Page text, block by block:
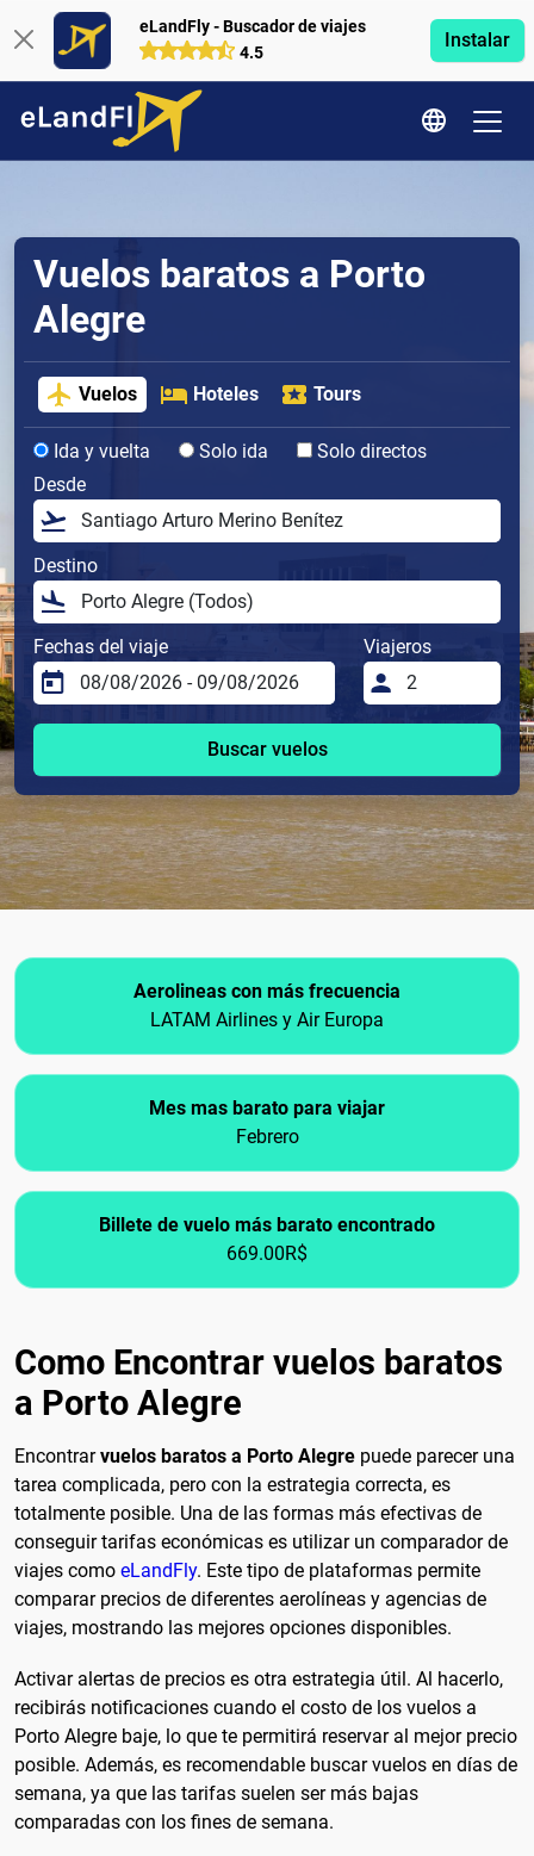
eLandFly - Buscador de viajes
4.5
Instalar
Vuelos baratos a Porto
Alegre
Vuelos Hoteles Tours
Ida y vuelta Solo ida
Solo directos
Desde
Destino
Fechas del viaje Viajeros
Buscar vuelos
Aerolineas con más frecuencia
LATAM Airlines y Air Europa
Mes mas barato para viajar
Febrero
Billete de vuelo más barato encontrado
669.00R$
Como Encontrar vuelos baratos
a Porto Alegre
Encontrarvuelos baratos a Porto Alegre puede parecer una
tarea complicada, pero con la estrategia correcta, es
totalmente posible. Una de las formas más efectivas de
conseguir tarifas económicas es utilizar un comparador de
viajes como eLandFly. Este tipo de plataformas permite
comparar precios de diferentes aerolíneas y agencias de
viajes, mostrando las mejores opciones disponibles.
Activar alertas de precios es otra estrategia útil. Al hacerlo,
recibirás notificaciones cuando el costo de los vuelos a
Porto Alegre baje, lo que te permitirá reservar al mejor precio
posible. Además, es recomendable buscar vuelos en días de
semana, ya que las tarifas suelen ser más bajas
comparadas con los fines de semana.